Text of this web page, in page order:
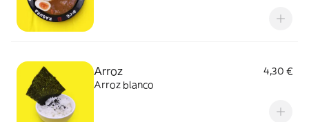
Arroz
4,30 €
Arroz blanco